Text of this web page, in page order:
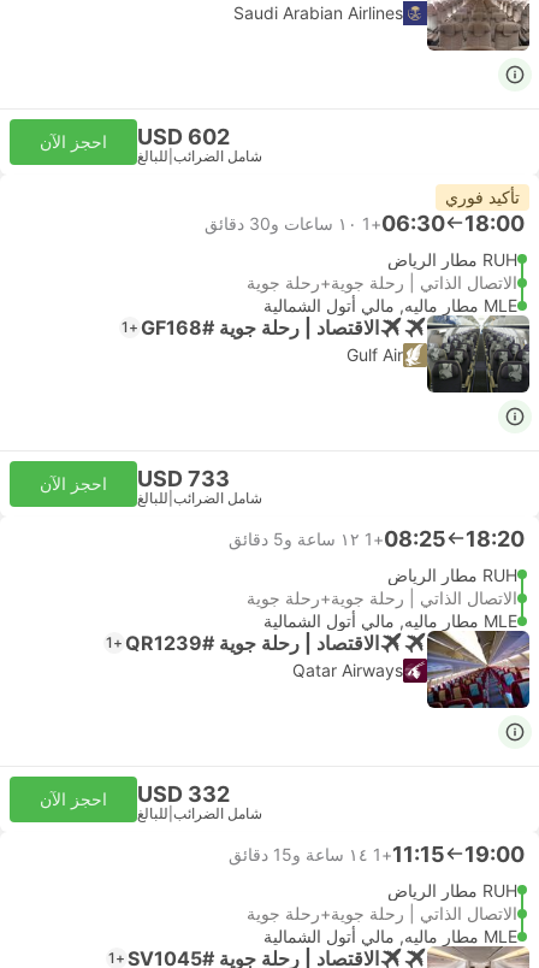
Saudi Arabian Airlines
USD 602
شامل الضرائب للبالغ
احجز الآن
تأكيد فوري
18:00
06:30
+1
١٠ ساعات و‫30 دقائق
RUH مطار الرياض
الاتصال الذاتي | رحلة جوية+رحلة جوية
MLE مطار ماليه, مالي أتول الشمالية
الاقتصاد | رحلة جوية #GF168 +1
Gulf Air
USD 733
شامل الضرائب للبالغ
احجز الآن
18:20
08:25
+1
١٢ ساعة و‫5 دقائق
RUH مطار الرياض
الاتصال الذاتي | رحلة جوية+رحلة جوية
MLE مطار ماليه, مالي أتول الشمالية
الاقتصاد | رحلة جوية #QR1239 +1
Qatar Airways
USD 332
شامل الضرائب للبالغ
احجز الآن
19:00
11:15
+1
١٤ ساعة و‫15 دقائق
RUH مطار الرياض
الاتصال الذاتي | رحلة جوية+رحلة جوية
MLE مطار ماليه, مالي أتول الشمالية
الاقتصاد | رحلة جوية #SV1045 +1